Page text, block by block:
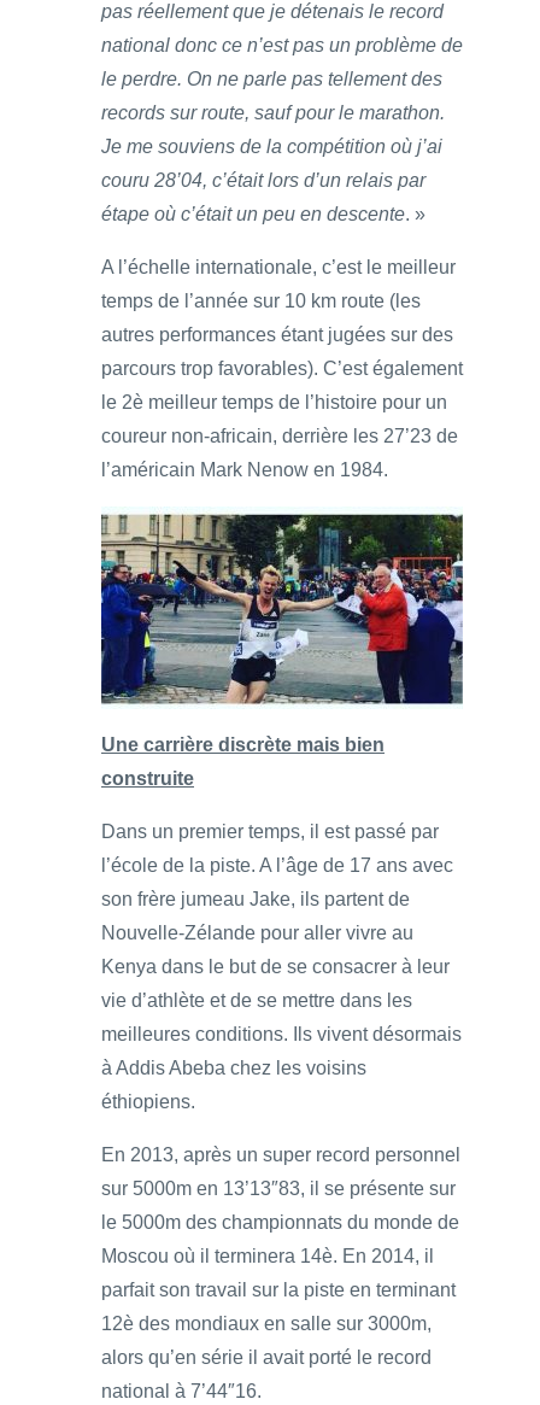
pas réellement que je détenais le record
national donc ce n’est pas un problème de
le perdre. On ne parle pas tellement des
records sur route, sauf pour le marathon.
Je me souviens de la compétition où j’ai
couru 28’04, c’était lors d’un relais par
étape où c’était un peu en descente. »
A l’échelle internationale, c’est le meilleur
temps de l’année sur 10 km route (les
autres performances étant jugées sur des
parcours trop favorables). C’est également
le 2è meilleur temps de l’histoire pour un
coureur non-africain, derrière les 27’23 de
l’américain Mark Nenow en 1984.
Une carrière discrète mais bien
construite
Dans un premier temps, il est passé par
l’école de la piste. A l’âge de 17 ans avec
son frère jumeau Jake, ils partent de
Nouvelle-Zélande pour aller vivre au
Kenya dans le but de se consacrer à leur
vie d’athlète et de se mettre dans les
meilleures conditions. Ils vivent désormais
à Addis Abeba chez les voisins
éthiopiens.
En 2013, après un super record personnel
sur 5000m en 13’13″83, il se présente sur
le 5000m des championnats du monde de
Moscou où il terminera 14è. En 2014, il
parfait son travail sur la piste en terminant
12è des mondiaux en salle sur 3000m,
alors qu’en série il avait porté le record
national à 7’44″16.